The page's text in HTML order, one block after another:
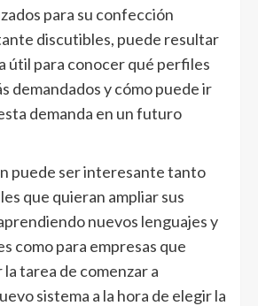
para su confección
discutibles, puede resultar
útil para conocer qué perfiles
demandados y cómo puede ir
demanda en un futuro
puede ser interesante tanto
que quieran ampliar sus
nuevos lenguajes y
como para empresas que
tarea de comenzar a
sistema a la hora de elegir la